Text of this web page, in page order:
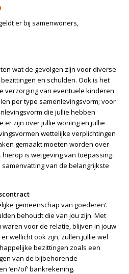
er bij samenwoners,
wat de gevolgen zijn voor diverse
en schulden. Ook is het
verzorging van eventuele kinderen
per type samenlevingsvorm; voor
die jullie hebben
er zijn over jullie woning en jullie
wettelijke verplichtingen
gemaakt moeten worden over
is wetgeving van toepassing.
van de belangrijkste
gemeenschap van goederen’.
behoudt die van jou zijn. Met
voor de relatie, blijven in jouw
wellicht ook zijn, zullen jullie wel
bezittingen zoals een
van de bijbehorende
‘en/of’ bankrekening.